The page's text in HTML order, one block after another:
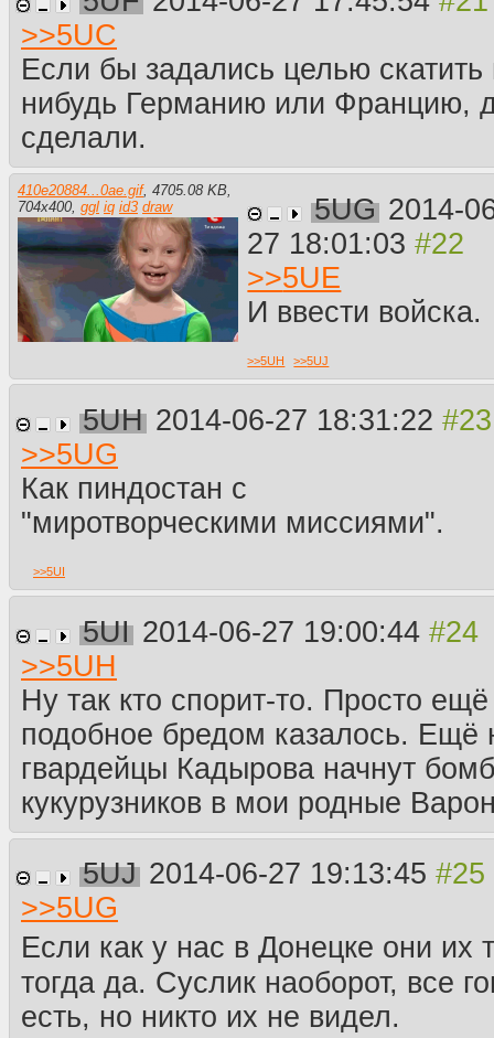
>>5UC
Если бы задались целью скатить
нибудь Германию или Францию,
сделали.
410e20884...0ae.gif, 4705.08 KB
704x400 ggl iq id3 draw 5UG 2014-
27 18:01:03
>>5UE
И ввести войска.
>>5UH >>5UJ
5UH 2014-06-27 18:31:22
>>5UG
Как пиндостан с
"миротворческими миссиями".
>>5UI
5UI 2014-06-27 19:00:44
>>5UH
Ну так кто спорит-то. Просто ещё
подобное бредом казалось. Ещё
гвардейцы Кадырова начнут
кукурузников в мои родные
5UJ 2014-06-27 19:13:45
>>5UG
Если как у нас в Донецке они
тогда да. Суслик наоборот, все
есть, но никто их не видел.